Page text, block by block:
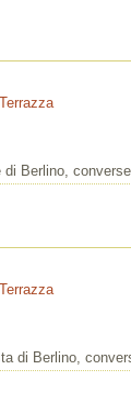
di Berlino,
di Berlino,